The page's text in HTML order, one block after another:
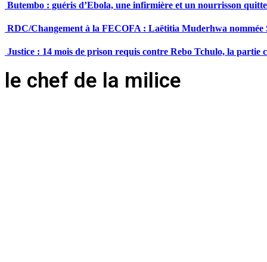
Butembo : guéris d’Ebola, une infirmière et un nourrisson
RDC/Changement à la FECOFA : Laëtitia Muderhwa nommée
Justice : 14 mois de prison requis contre Rebo Tchulo, la partie
le chef de la milice